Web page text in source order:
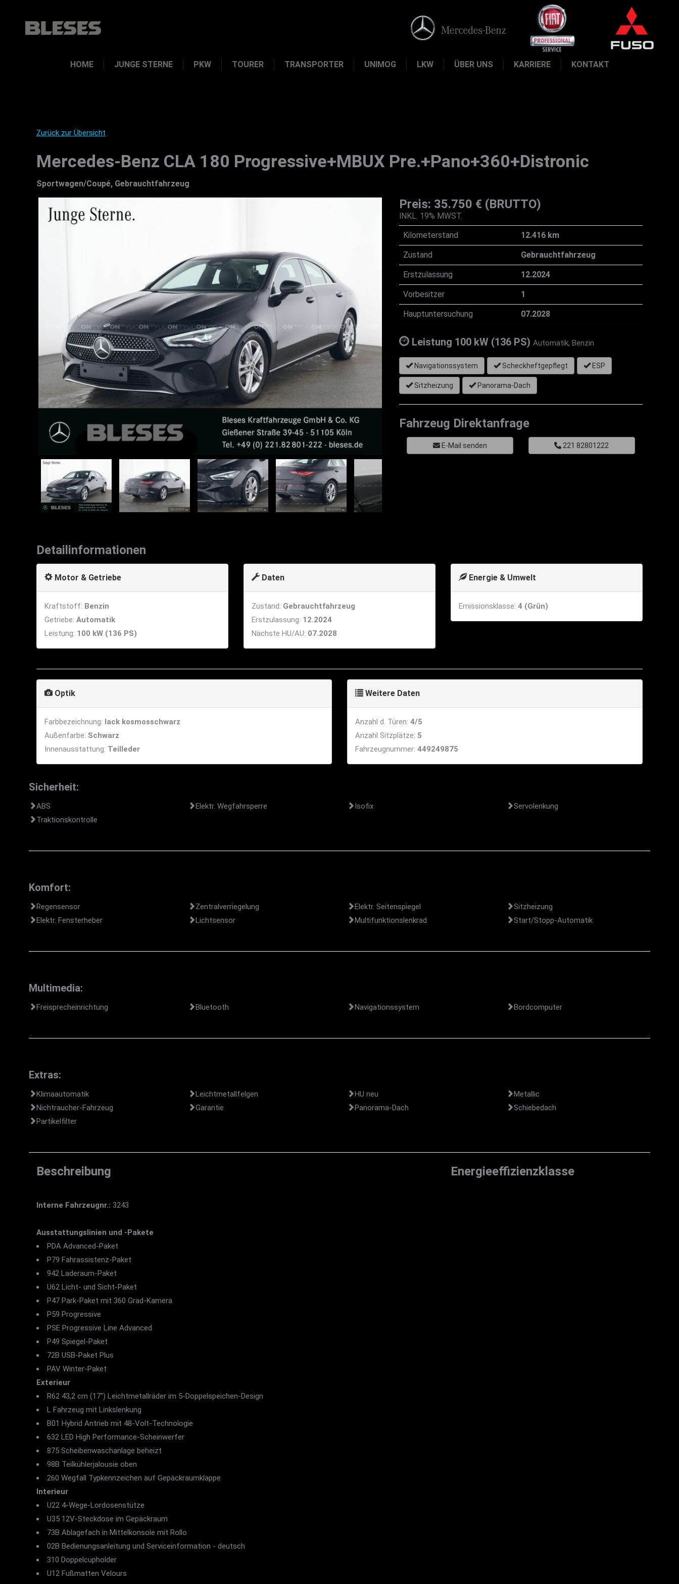
HOME JUNGE STERNE PKW TOURER TRANSPORTER UNIMOG LKW ÜBER UNS KARRIERE KONTAKT
Zurück zur Übersicht
Mercedes-Benz CLA 180 Progressive+MBUX Pre.+Pano+360+Distronic
Sportwagen/Coupé, Gebrauchtfahrzeug
Preis: 35.750 € (BRUTTO)
INKL. 19% MWST.
Kilometerstand 12.416 km
Zustand Gebrauchtfahrzeug
Erstzulassung 12.2024
Vorbesitzer 1
Hauptuntersuchung 07.2028
Leistung 100 kW (136 PS) Automatik, Benzin
Navigationssystem Scheckheftgepflegt ESP
Sitzheizung Panorama-Dach
Fahrzeug Direktanfrage
E-Mail senden 221 82801222
Detailinformationen
Motor & Getriebe
Kraftstoff: Benzin
Getriebe: Automatik
Leistung: 100 kW (136 PS)
Daten
Zustand: Gebrauchtfahrzeug
Erstzulassung: 12.2024
Nächste HU/AU: 07.2028
Energie & Umwelt
Emissionsklasse: 4 (Grün)
Optik
Farbbezeichnung: lack kosmosschwarz
Außenfarbe: Schwarz
Innenausstattung: Teilleder
Weitere Daten
Anzahl d. Türen: 4/5
Anzahl Sitzplätze: 5
Fahrzeugnummer: 449249875
Sicherheit:
ABS Elektr. Wegfahrsperre Isofix
Servolenkung
Traktionskontrolle
Komfort:
Regensensor Zentralverriegelung Elektr. Seitenspiegel
Sitzheizung
Elektr. Fensterheber
Lichtsensor Multifunktionslenkrad Start/Stopp-Automatik
Multimedia:
Freisprecheinrichtung Bluetooth Navigationssystem Bordcomputer
Extras:
Klimaautomatik Leichtmetallfelgen HU neu
Metallic
Nichtraucher-Fahrzeug
Garantie Panorama-Dach
Schiebedach
Partikelfilter
Beschreibung
Interne Fahrzeugnr.: 3243
Ausstattungslinien und -Pakete
PDA Advanced-Paket
P79 Fahrassistenz-Paket
942 Laderaum-Paket
U62 Licht- und Sicht-Paket
P47 Park-Paket mit 360 Grad-Kamera
P59 Progressive
PSE Progressive Line Advanced
P49 Spiegel-Paket
72B USB-Paket Plus
PAV Winter-Paket
Exterieur
R62 43,2 cm (17") Leichtmetallräder im 5-Doppelspeichen-Design
L Fahrzeug mit Linkslenkung
B01 Hybrid Antrieb mit 48-Volt-Technologie
632 LED High Performance-Scheinwerfer
875 Scheibenwaschanlage beheizt
98B Teilkühlerjalousie oben
260 Wegfall Typkennzeichen auf Gepäckraumklappe
Interieur
U22 4-Wege-Lordosenstütze
U35 12V-Steckdose im Gepäckraum
73B Ablagefach in Mittelkonsole mit Rollo
02B Bedienungsanleitung und Serviceinformation - deutsch
310 Doppelcupholder
U12 Fußmatten Velours
Energieeffizienzklasse